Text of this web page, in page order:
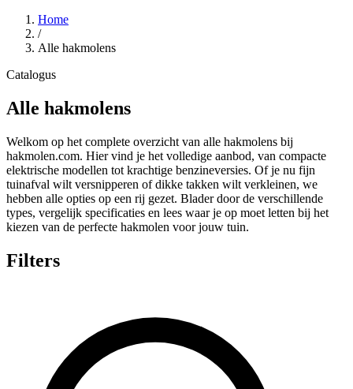
Home
/
Alle hakmolens
Catalogus
Alle hakmolens
Welkom op het complete overzicht van alle hakmolens bij
hakmolen.com. Hier vind je het volledige aanbod, van compacte
elektrische modellen tot krachtige benzineversies. Of je nu fijn
tuinafval wilt versnipperen of dikke takken wilt verkleinen, we
hebben alle opties op een rij gezet. Blader door de verschillende
types, vergelijk specificaties en lees waar je op moet letten bij het
kiezen van de perfecte hakmolen voor jouw tuin.
Filters